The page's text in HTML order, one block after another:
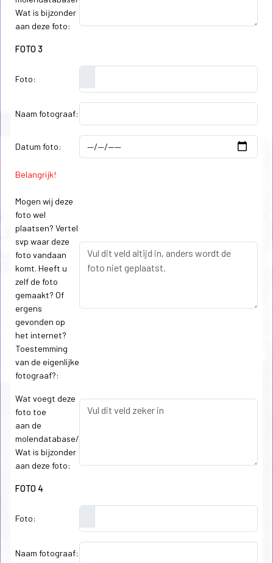
Wat is bijzonder
aan deze foto:
FOTO 3
Foto:
Naam fotograaf:
Datum foto:
Belangrijk!
Mogen wij deze
foto wel
plaatsen? Vertel
svp waar deze
foto vandaan
komt. Heeft u
zelf de foto
gemaakt? Of
ergens
gevonden op
het internet?
Toestemming
van de eigenlijke
fotograaf?:
Wat voegt deze
foto toe
aan de
molendatabase/
Wat is bijzonder
aan deze foto:
FOTO 4
Foto:
Naam fotograaf: